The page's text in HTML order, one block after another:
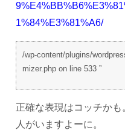
1%84%E3%81%A6/
/wp-content/plugins/
mizer.php on line 533 ”
正確な表現はコッチか
人がいますよーに。